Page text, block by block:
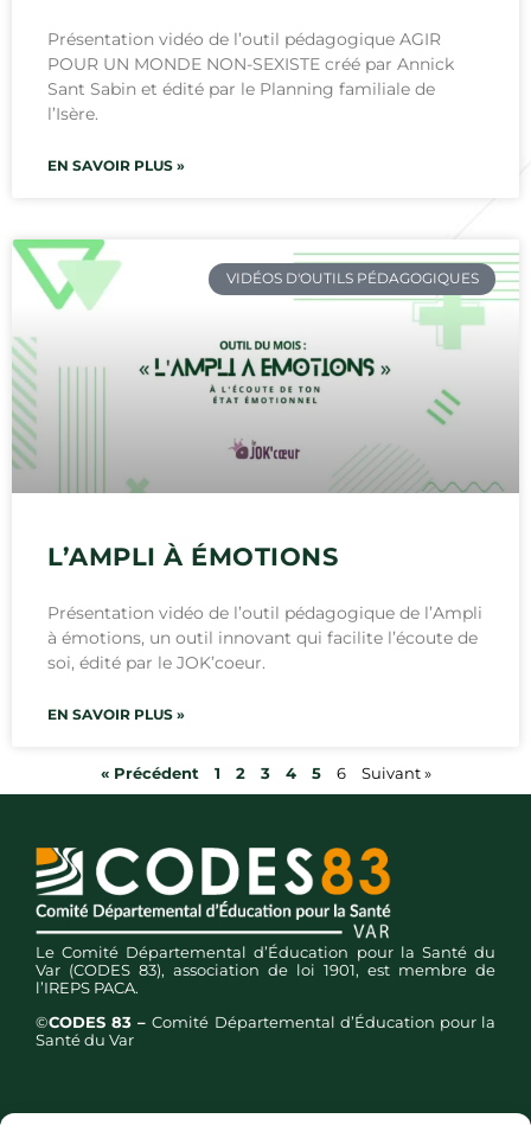
Présentation vidéo de l’outil pédagogique AGIR
POUR UN MONDE NON-SEXISTE créé par Annick
Sant Sabin et édité par le Planning familiale de
l’Isère.
EN SAVOIR PLUS »
VIDÉOS D'OUTILS PÉDAGOGIQUES
L’AMPLI À ÉMOTIONS
Présentation vidéo de l’outil pédagogique de l’Ampli
à émotions, un outil innovant qui facilite l’écoute de
soi, édité par le JOK’coeur.
EN SAVOIR PLUS »
« Précédent 1 2 3 4 5 6 Suivant »
Le Comité Départemental d’Éducation pour la Santé du
Var (CODES 83), association de loi 1901, est membre de
l’IREPS PACA.
©CODES 83 –Comité Départemental d’Éducation pour la
Santé du Var